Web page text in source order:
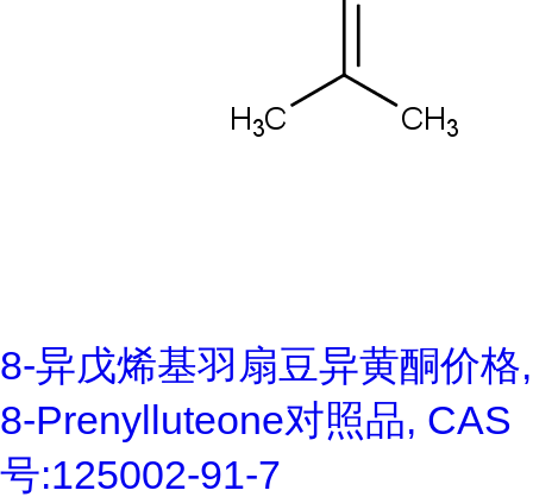
8-异戊烯基羽扇豆异黄酮价格,
8-Prenylluteone对照品, CAS
号:125002-91-7